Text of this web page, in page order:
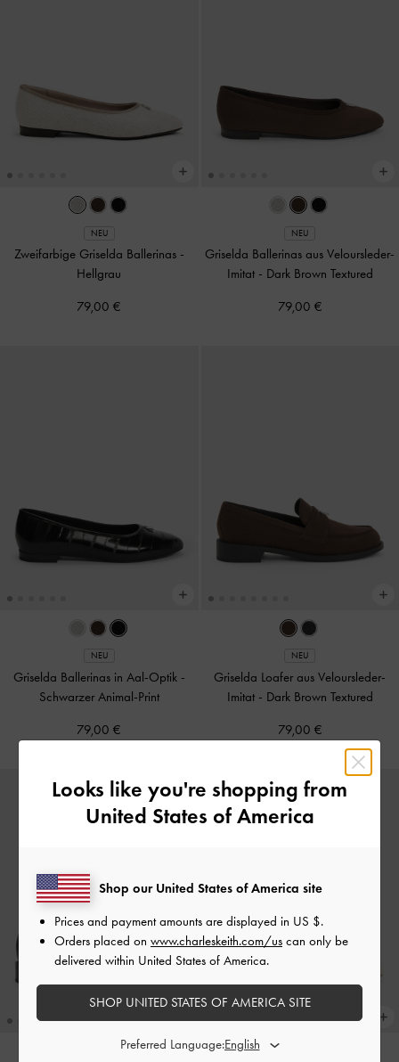
NEU
Zweifarbige Griselda Ballerinas -
Hellgrau
79,00 €
NEU
Griselda Ballerinas aus Veloursleder-
Imitat - Dark Brown Textured
79,00 €
NEU
Griselda Ballerinas in Aal-Optik -
Schwarzer Animal-Print
79,00 €
NEU
Griselda Loafer aus Veloursleder-
Imitat - Dark Brown Textured
79,00 €
Looks like you're shopping from
United States of America
Shop our United States of America site
Prices and payment amounts are displayed in US $.
Orders placed on www.charleskeith.com/us can only be
delivered within United States of America.
SHOP UNITED STATES OF AMERICA SITE
Preferred Language: